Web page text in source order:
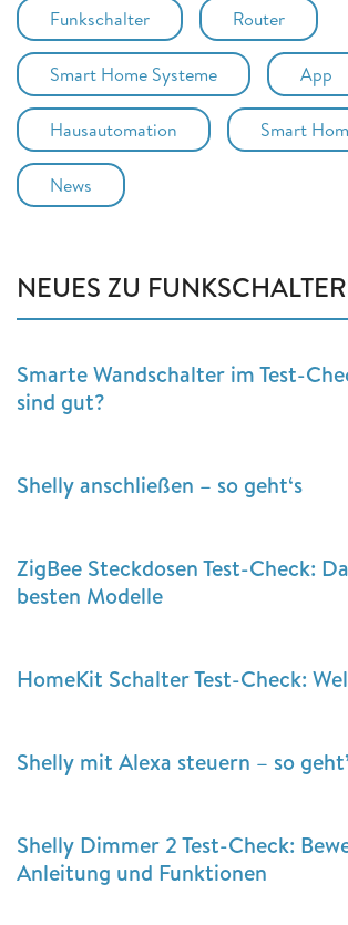
Funkschalter Router
Smart Home Systeme App
Hausautomation Smart
News
NEUES ZU FUNKSCHALTER
Smarte Wandschalter im Test-
sind gut?
Shelly anschließen – so geht‘s
ZigBee Steckdosen Test-Check:
besten Modelle
HomeKit Schalter Test-Check:
Shelly mit Alexa steuern – so
Shelly Dimmer 2 Test-Check:
Anleitung und Funktionen